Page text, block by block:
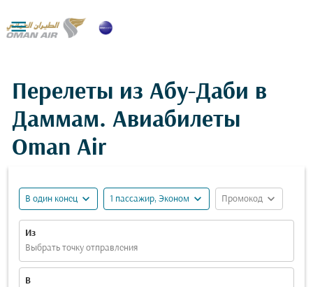

Перелеты из Абу-Даби в
Даммам. Авиабилеты
Oman Air
В один конец expand_more 1 пассажир, Эконом expand_more Промокод expand_more
Из
Выбрать точку отправления
В